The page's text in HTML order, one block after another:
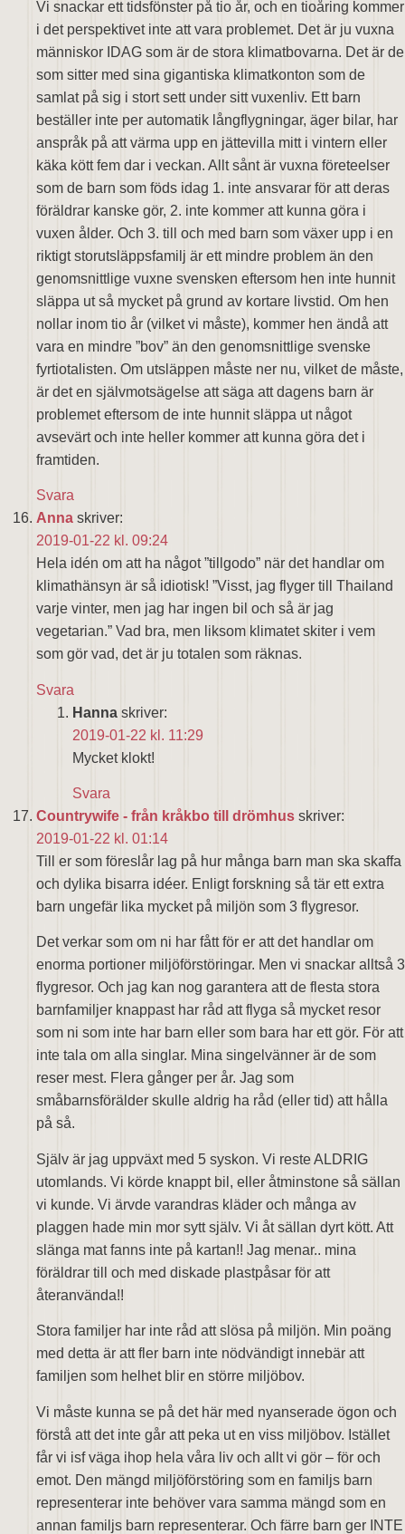
Vi snackar ett tidsfönster på tio år, och en tioåring kommer
i det perspektivet inte att vara problemet. Det är ju vuxna
människor IDAG som är de stora klimatbovarna. Det är de
som sitter med sina gigantiska klimatkonton som de
samlat på sig i stort sett under sitt vuxenliv. Ett barn
beställer inte per automatik långflygningar, äger bilar, har
anspråk på att värma upp en jättevilla mitt i vintern eller
käka kött fem dar i veckan. Allt sånt är vuxna företeelser
som de barn som föds idag 1. inte ansvarar för att deras
föräldrar kanske gör, 2. inte kommer att kunna göra i
vuxen ålder. Och 3. till och med barn som växer upp i en
riktigt storutsläppsfamilj är ett mindre problem än den
genomsnittlige vuxne svensken eftersom hen inte hunnit
släppa ut så mycket på grund av kortare livstid. Om hen
nollar inom tio år (vilket vi måste), kommer hen ändå att
vara en mindre ”bov” än den genomsnittlige svenske
fyrtiotalisten. Om utsläppen måste ner nu, vilket de måste,
är det en självmotsägelse att säga att dagens barn är
problemet eftersom de inte hunnit släppa ut något
avsevärt och inte heller kommer att kunna göra det i
framtiden.
Svara
Anna skriver:
2019-01-22 kl. 09:24
Hela idén om att ha något ”tillgodo” när det handlar om
klimathänsyn är så idiotisk! ”Visst, jag flyger till Thailand
varje vinter, men jag har ingen bil och så är jag
vegetarian.” Vad bra, men liksom klimatet skiter i vem
som gör vad, det är ju totalen som räknas.
Svara
Hanna skriver:
2019-01-22 kl. 11:29
Mycket klokt!
Svara
Countrywife - från kråkbo till drömhus skriver:
2019-01-22 kl. 01:14
Till er som föreslår lag på hur många barn man ska skaffa
och dylika bisarra idéer. Enligt forskning så tär ett extra
barn ungefär lika mycket på miljön som 3 flygresor.
Det verkar som om ni har fått för er att det handlar om
enorma portioner miljöförstöringar. Men vi snackar alltså 3
flygresor. Och jag kan nog garantera att de flesta stora
barnfamiljer knappast har råd att flyga så mycket resor
som ni som inte har barn eller som bara har ett gör. För att
inte tala om alla singlar. Mina singelvänner är de som
reser mest. Flera gånger per år. Jag som
småbarnsförälder skulle aldrig ha råd (eller tid) att hålla
på så.
Själv är jag uppväxt med 5 syskon. Vi reste ALDRIG
utomlands. Vi körde knappt bil, eller åtminstone så sällan
vi kunde. Vi ärvde varandras kläder och många av
plaggen hade min mor sytt själv. Vi åt sällan dyrt kött. Att
slänga mat fanns inte på kartan!! Jag menar.. mina
föräldrar till och med diskade plastpåsar för att
återanvända!!
Stora familjer har inte råd att slösa på miljön. Min poäng
med detta är att fler barn inte nödvändigt innebär att
familjen som helhet blir en större miljöbov.
Vi måste kunna se på det här med nyanserade ögon och
förstå att det inte går att peka ut en viss miljöbov. Istället
får vi isf väga ihop hela våra liv och allt vi gör – för och
emot. Den mängd miljöförstöring som en familjs barn
representerar inte behöver vara samma mängd som en
annan familjs barn representerar. Och färre barn ger INTE